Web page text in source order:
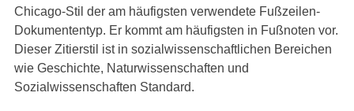
Chicago-Stil der am häufigsten verwendete Fußzeilen-
Dokumententyp. Er kommt am häufigsten in Fußnoten vor.
Dieser Zitierstil ist in sozialwissenschaftlichen Bereichen
wie Geschichte, Naturwissenschaften und
Sozialwissenschaften Standard.